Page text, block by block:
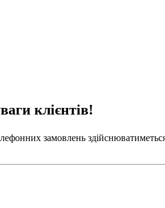
клієнтів!
замовлень